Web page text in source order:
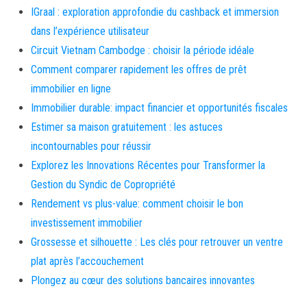
IGraal : exploration approfondie du cashback et immersion
dans l’expérience utilisateur
Circuit Vietnam Cambodge : choisir la période idéale
Comment comparer rapidement les offres de prêt
immobilier en ligne
Immobilier durable: impact financier et opportunités fiscales
Estimer sa maison gratuitement : les astuces
incontournables pour réussir
Explorez les Innovations Récentes pour Transformer la
Gestion du Syndic de Copropriété
Rendement vs plus-value: comment choisir le bon
investissement immobilier
Grossesse et silhouette : Les clés pour retrouver un ventre
plat après l’accouchement
Plongez au cœur des solutions bancaires innovantes